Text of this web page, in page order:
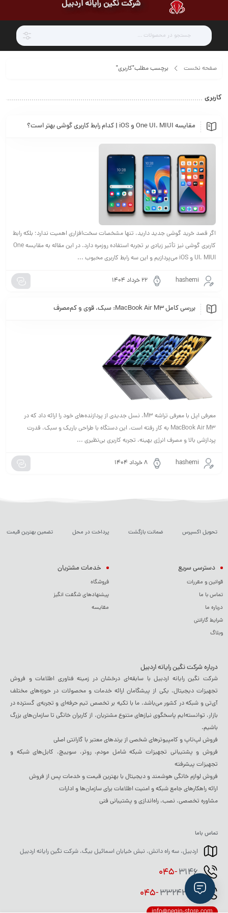
شرکت نگین رایانه اردبیل
صفحه نخست برچسب مطلب"کاربری"
کاربری
مقایسه One UI، MIUI و iOS | کدام رابط کاربری گوشی بهتر است؟
اگر قصد خرید گوشی جدید دارید، تنها مشخصات سخت‌افزاری اهمیت ندارد؛ بلکه رابط
کاربری گوشی نیز تأثیر زیادی بر تجربه استفاده روزمره دارد. در این مقاله به مقایسه One
UI، MIUI و iOS می‌پردازیم و این سه رابط کاربری محبوب ...
hashemi ۲۲ خرداد ۱۴۰۴
بررسی کامل MacBook Air M3: سبک، قوی و کم‌مصرف
معرفی اپل با معرفی تراشه M3، نسل جدیدی از پردازنده‌های خود را ارائه داد که در
MacBook Air M3 به کار رفته است. این دستگاه با طراحی باریک و سبک، قدرت
پردازشی بالا و مصرف انرژی بهینه، تجربه کاربری بی‌نظیری ...
hashemi ۸ خرداد ۱۴۰۴
تحویل اکسپرس ضمانت بازگشت پرداخت در محل تضمین بهترین قیمت
دسترسی سریع
قوانین و مقررات
تماس با ما
درباره ما
شرایط گارانتی
وبلاگ
خدمات مشتریان
فروشگاه
پیشنهادهای شگفت انگیز
مقایسه
درباره شرکت نگین رایانه اردبیل
شرکت نگین رایانه اردبیل با سابقه‌ای درخشان در زمینه فناوری اطلاعات و فروش
تجهیزات دیجیتال، یکی از پیشگامان ارائه خدمات و محصولات در حوزه‌های مختلف
آی‌تی و شبکه در کشور می‌باشد. ما با تکیه بر تخصص تیم حرفه‌ای و تجربه‌ی گسترده در
بازار، توانسته‌ایم پاسخگوی نیازهای متنوع مشتریان، از کاربران خانگی تا سازمان‌های بزرگ
باشیم.
فروش لپ‌تاپ و کامپیوترهای شخصی از برندهای معتبر با گارانتی اصلی
فروش و پشتیبانی تجهیزات شبکه شامل مودم، روتر، سوییچ، کابل‌های شبکه و
تجهیزات پیشرفته
فروش لوازم خانگی هوشمند و دیجیتال با بهترین قیمت و خدمات پس از فروش
ارائه راهکارهای جامع شبکه و امنیت اطلاعات برای سازمان‌ها و ادارات
مشاوره تخصصی، نصب، راه‌اندازی و پشتیبانی فنی
تماس باما
اردبیل، سه راه دانش، نبش خیابان اسمائیل بیگ، شرکت نگین رایانه اردبیل
045-3146
045-33242020